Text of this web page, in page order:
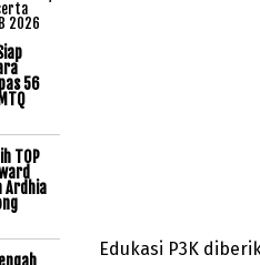
Edukasi P3K
56
TOP
Ardhia